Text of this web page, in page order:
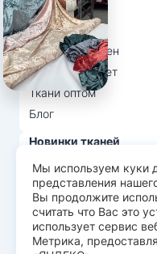
О нас
Вопрос-ответ
Возврат и обмен
Личный кабинет
Ткани оптом
Блог
Новинки тканей
Распродажа тканей
Лидеры продаж
© Арт Текс — продажа
Мы используем куки
представления
Вы продолжите
считать что Вас это
использует сервис
Метрика,